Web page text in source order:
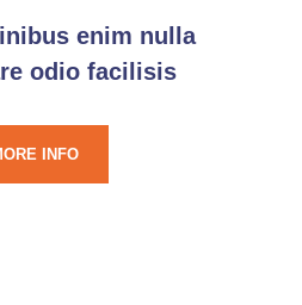
enim nulla
odio facilisis
INFO